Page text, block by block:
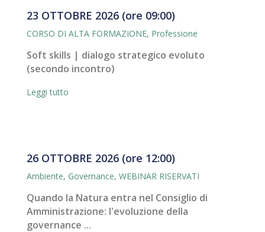
23 OTTOBRE 2026 (ore 09:00)
CORSO DI ALTA FORMAZIONE, Professione
Soft skills | dialogo strategico evoluto
(secondo incontro)
Leggi tutto
26 OTTOBRE 2026 (ore 12:00)
Ambiente, Governance, WEBINAR RISERVATI
Quando la Natura entra nel Consiglio di
Amministrazione: l'evoluzione della
governance ...